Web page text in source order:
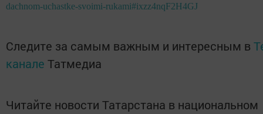
dachnom-uchastke-svoimi-rukami#ixzz4nqF2H4GJ
Следите за самым важным и интересным в
канале Татмедиа
Читайте новости Татарстана в национальном